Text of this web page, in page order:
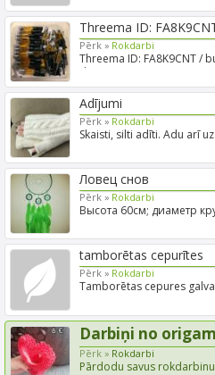
Threema ID:
Pērk »Rokdarbi
Threema ID: FA8K9CNT /
dmt vape...
Adījumi
Pērk » Rokdarbi
Skaisti, silti adīti. Adu arī
Ловец снов
Pērk » Rokdarbi
Высота 60см; диаметр
tamborētas cepurītes
Pērk » Rokdarbi
Tamborētas cepures
Darbiņi no
Pērk » Rokdarbi
Pārdodu savus